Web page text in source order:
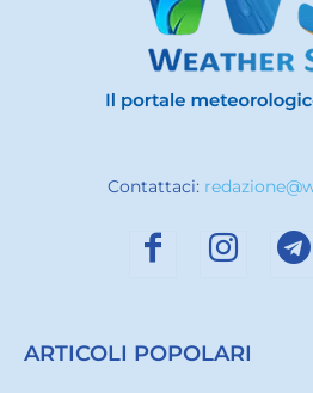
Contattaci:
ARTICOLI POPOLARI